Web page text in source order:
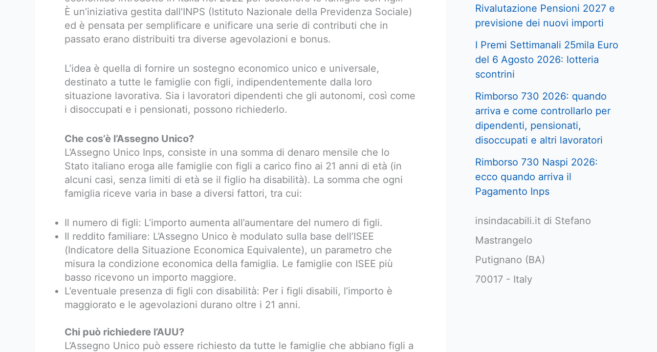
È un’iniziativa gestita dall’INPS (Istituto Nazionale della Previdenza Sociale)
ed è pensata per semplificare e unificare una serie di contributi che in
passato erano distribuiti tra diverse agevolazioni e bonus.
L’idea è quella di fornire un sostegno economico unico e universale,
destinato a tutte le famiglie con figli, indipendentemente dalla loro
situazione lavorativa. Sia i lavoratori dipendenti che gli autonomi, così come
i disoccupati e i pensionati, possono richiederlo.
Che cos’è l’Assegno Unico?
L’Assegno Unico Inps, consiste in una somma di denaro mensile che lo
Stato italiano eroga alle famiglie con figli a carico fino ai 21 anni di età (in
alcuni casi, senza limiti di età se il figlio ha disabilità). La somma che ogni
famiglia riceve varia in base a diversi fattori, tra cui:
Il numero di figli: L’importo aumenta all’aumentare del numero di figli.
Il reddito familiare: L’Assegno Unico è modulato sulla base dell’ISEE
(Indicatore della Situazione Economica Equivalente), un parametro che
misura la condizione economica della famiglia. Le famiglie con ISEE più
basso ricevono un importo maggiore.
L’eventuale presenza di figli con disabilità: Per i figli disabili, l’importo è
maggiorato e le agevolazioni durano oltre i 21 anni.
Chi può richiedere l’AUU?
L’Assegno Unico può essere richiesto da tutte le famiglie che abbiano figli a
Rivalutazione Pensioni 2027 e
previsione dei nuovi importi
I Premi Settimanali 25mila Euro
del 6 Agosto 2026: lotteria
scontrini
Rimborso 730 2026: quando
arriva e come controllarlo per
dipendenti, pensionati,
disoccupati e altri lavoratori
Rimborso 730 Naspi 2026:
ecco quando arriva il
Pagamento Inps
insindacabili.it di Stefano
Mastrangelo
Putignano (BA)
70017 - Italy